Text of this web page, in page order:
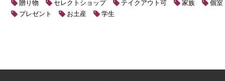
贈り物 セレクトショップ テイクアウト可 家族
個室
プレゼント
お土産 学生